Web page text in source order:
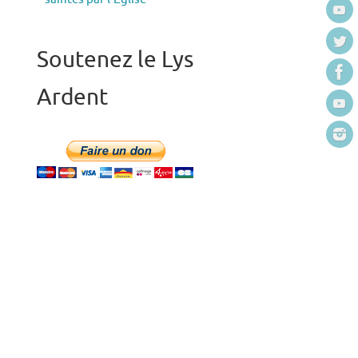
Soutenez le Lys
Ardent